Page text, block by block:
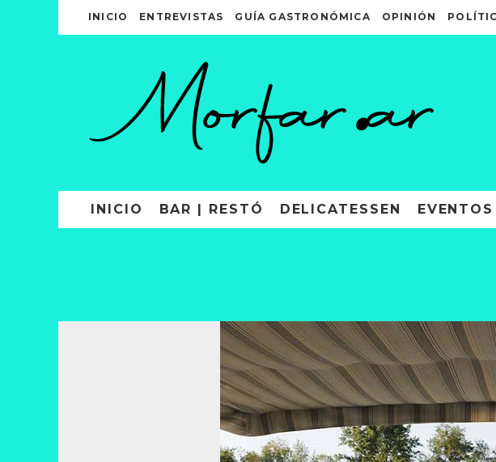
INICIO ENTREVISTAS GUÍA GASTRONÓMICA OPINIÓN
INICIO BAR | RESTÓ DELICATESSEN EVENTOS